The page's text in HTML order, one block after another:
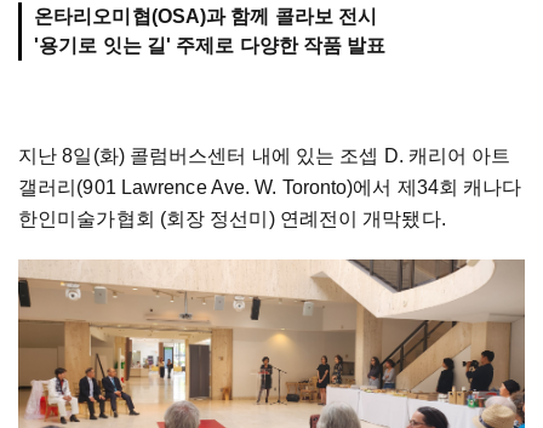
온타리오미협(OSA)과 함께 콜라보 전시
'용기로 잇는 길' 주제로 다양한 작품 발표
지난 8일(화) 콜럼버스센터 내에 있는 조셉 D. 캐리어 아트
갤러리(901 Lawrence Ave. W. Toronto)에서 제34회 캐나다
한인미술가협회 (회장 정선미) 연례전이 개막됐다.